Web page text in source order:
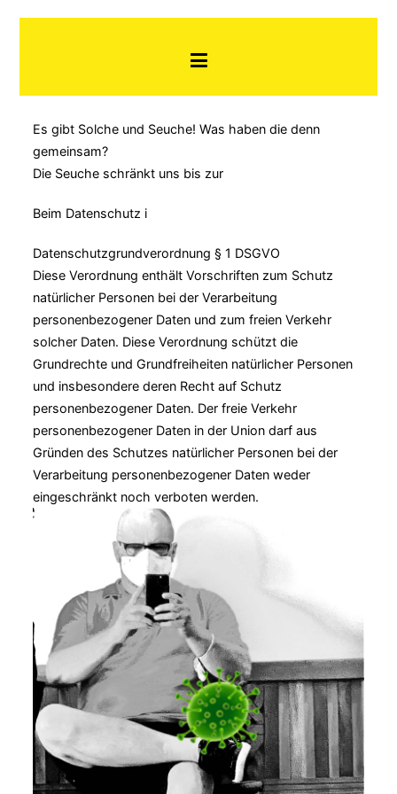
Es gibt Solche und Seuche! Was haben die denn
gemeinsam?
Die Seuche schränkt uns bis zur
Beim Datenschutz i
Datenschutzgrundverordnung § 1 DSGVO
Diese Verordnung enthält Vorschriften zum Schutz
natürlicher Personen bei der Verarbeitung
personenbezogener Daten und zum freien Verkehr
solcher Daten. Diese Verordnung schützt die
Grundrechte und Grundfreiheiten natürlicher Personen
und insbesondere deren Recht auf Schutz
personenbezogener Daten. Der freie Verkehr
personenbezogener Daten in der Union darf aus
Gründen des Schutzes natürlicher Personen bei der
Verarbeitung personenbezogener Daten weder
eingeschränkt noch verboten werden.